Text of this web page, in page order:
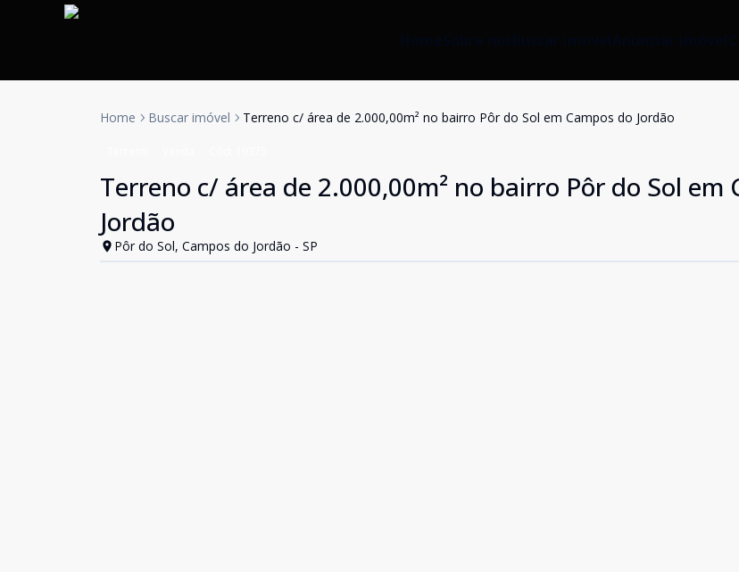
Home Buscar imóvel Terreno c/ área de 2.000,00m² no bairro Pôr do Sol em Campos do Jordão
Terreno c/ área de 2.000,00m² no bairro Pôr do Sol em
Jordão
Pôr do Sol, Campos do Jordão - SP